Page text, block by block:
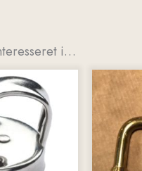
i…
Dette
vare
har
flere